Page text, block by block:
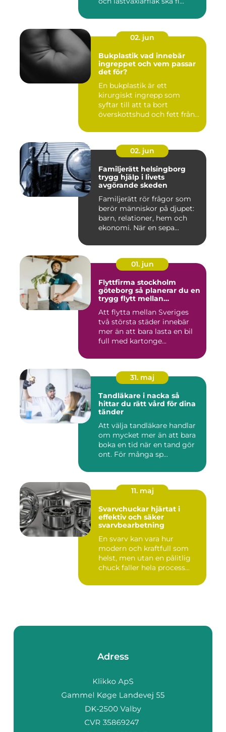
02. jun
Bukplastik vad innebär
ingreppet och vem passar
det för?
En bukplastik är ett
kirurgiskt ingrepp som
syftar till att ta bort
överskottshud och fett från
02. jun
Familjerätt helsingborg
trygg hjälp i livets
avgörande skeden
Familjerätt rör frågor som
berör människor på djupet:
barn, relationer, hem och
ekonomi. När en sepa...
01. jun
Flyttfirma stockholm
göteborg så planerar du en
trygg flytt mellan
Att flytta mellan Sveriges
två största städer innebär
mer än att bara lasta en bil
full med kartonge...
31. maj
Tandläkare i nacka så
hittar du rätt vård för dina
tänder
Att välja tandläkare handlar
om mycket mer än att bara
boka en tid när en tand gör
ont. För många sp...
11. maj
Svarvchuckar hjärtat i
effektiv och säker
svarvbearbetning
En svarv kan vara hur
modern och kraftfull som
helst, men utan en pålitlig
chuck faller hela process...
Adress